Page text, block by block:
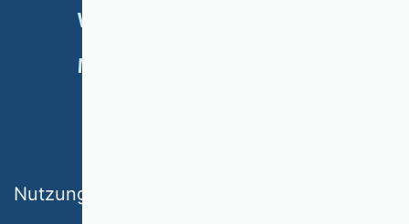
VERANSTALTUNGEN
MITGLIED WERDEN
Nutzungsbedingungen